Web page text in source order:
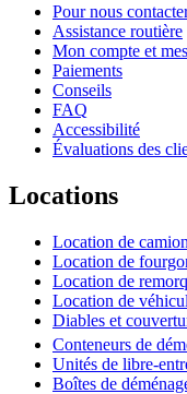
Pour nous
Assistance routière
Mon compte et
Paiements
Conseils
FAQ
Accessibilité
Évaluations des
Locations
Location de
Location de
Location de
Location de
Diables et
Conteneurs de
Unités de libre-
Boîtes de